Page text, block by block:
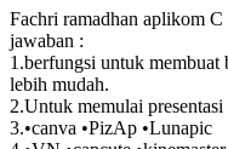
Fachri ramadhan aplikom C
jawaban :
1.berfungsi untuk membuat
lebih mudah.
2.Untuk memulai
3.•canva •PizAp •Lunapic